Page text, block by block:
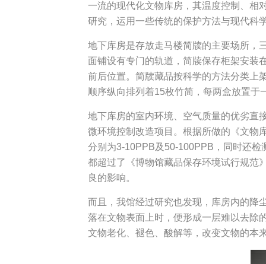
一流的现代化文物库房，其温度控制、相
研究，运用一些传统的保护方法与现代科
地下库房是存放走马楼简牍的主要场所，
面铺设有专门的轨道，简牍保存柜架安装
前后位置。简牍藏品按科学的方法分类上
顺序纵向排列着15枚竹简，每两盒放置
地下库房的室内环境、空气质量的优劣直
微环境控制改造项目。根据所做的《文物
分别为3-10PPB及50-100PPB，同时还
都超过了《博物馆藏品保存环境试行规范
良的影响。
而且，我馆经过研究也发现，库房内的降
落在文物表面上时，便形成一层难以去除
文物老化、褪色、酸解等，改变文物的本